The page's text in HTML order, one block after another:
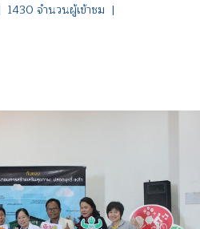
1430 จำนวนผู้เข้าชม |